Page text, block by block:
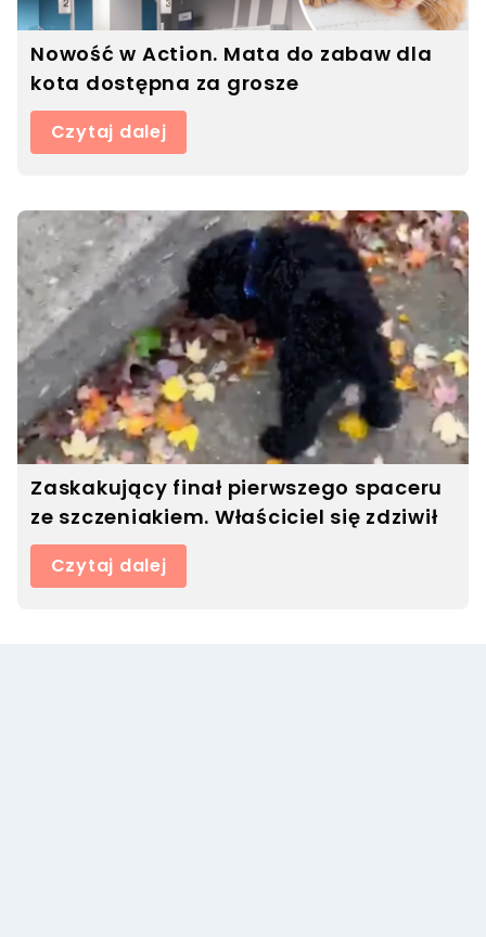
Nowość w Action. Mata do zabaw dla
kota dostępna za grosze
Czytaj dalej
Zaskakujący finał pierwszego spaceru
ze szczeniakiem. Właściciel się zdziwił
Czytaj dalej